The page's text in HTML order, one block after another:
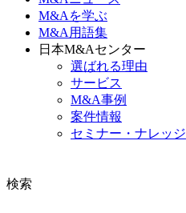
M&Aを学ぶ
M&A用語集
日本M&Aセンター
選ばれる理由
サービス
M&A事例
案件情報
セミナー・ナレッジ
検索